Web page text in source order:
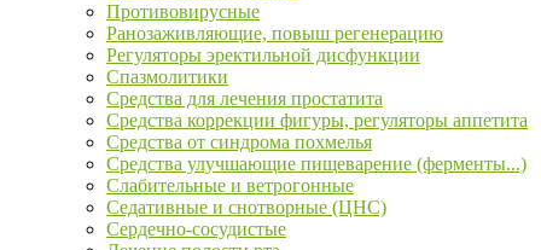
Противовирусные
Ранозаживляющие, повыш регенерацию
Регуляторы эректильной дисфункции
Спазмолитики
Средства для лечения простатита
Средства коррекции фигуры, регуляторы аппетита
Средства от синдрома похмелья
Средства улучшающие пищеварение (ферменты...)
Слабительные и ветрогонные
Седативные и снотворные (ЦНС)
Сердечно-сосудистые